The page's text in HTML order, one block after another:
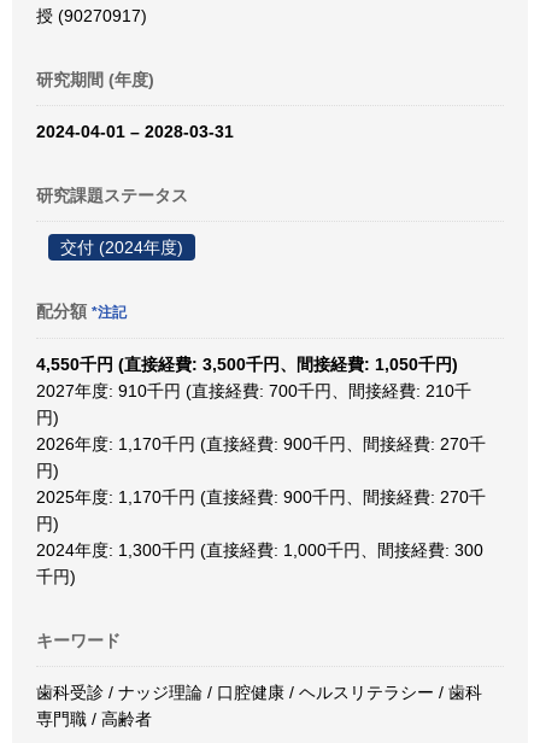
授 (90270917)
研究期間 (年度)
2024-04-01 – 2028-03-31
研究課題ステータス
交付 (2024年度)
配分額 *注記
4,550千円 (直接経費: 3,500千円、間接経費: 1,050千円)
2027年度: 910千円 (直接経費: 700千円、間接経費: 210千
円)
2026年度: 1,170千円 (直接経費: 900千円、間接経費: 270千
円)
2025年度: 1,170千円 (直接経費: 900千円、間接経費: 270千
円)
2024年度: 1,300千円 (直接経費: 1,000千円、間接経費: 300
千円)
キーワード
歯科受診 / ナッジ理論 / 口腔健康 / ヘルスリテラシー / 歯科
専門職 / 高齢者